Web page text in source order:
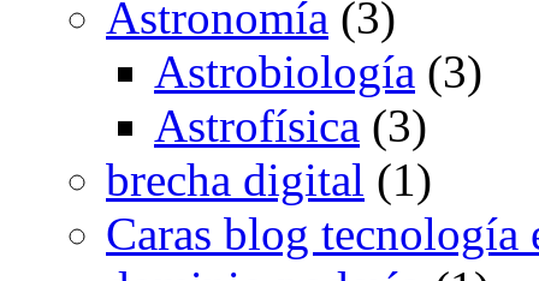
Astronomía (3)
Astrobiología (3)
Astrofísica (3)
brecha digital (1)
Caras blog tecnología